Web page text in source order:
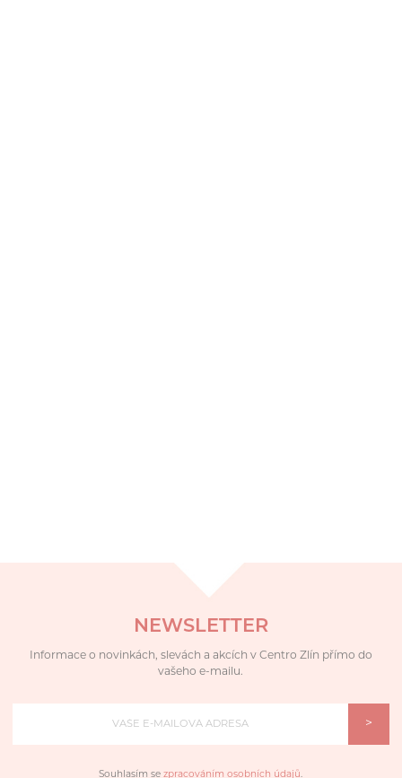
NEWSLETTER
Informace o novinkách, slevách a akcích v Centro Zlín přímo do
vašeho e-mailu.
>
Souhlasím sezpracováním osobních údajů.